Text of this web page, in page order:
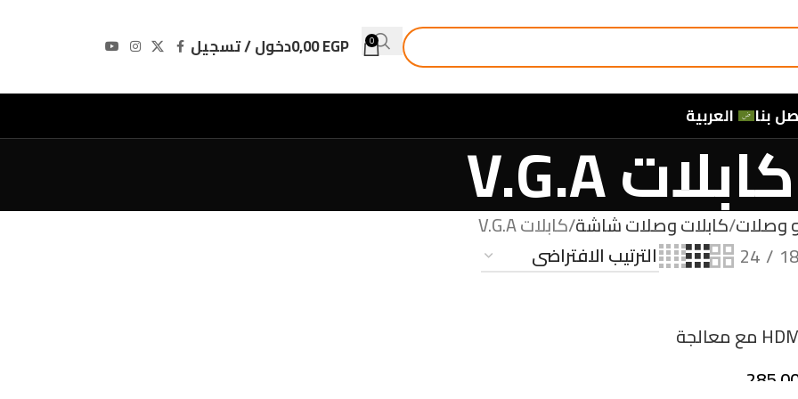
0
0,00EGP دخول / تسجيل
بنا العربية
كابلات V.G.A
وصلات كابلات وصلات شاشة كابلات V.G.A
18
24
محوّل RCA إلى HDMI مع معالجة